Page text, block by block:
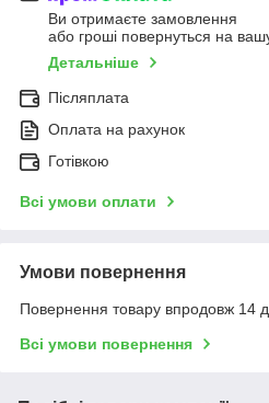
Ви отримаєте замовлення
або гроші повернуться на
Детальніше
Післяплата
Оплата на рахунок
Готівкою
Всі умови оплати
Умови повернення
Повернення товару впродовж 14
Всі умови повернення